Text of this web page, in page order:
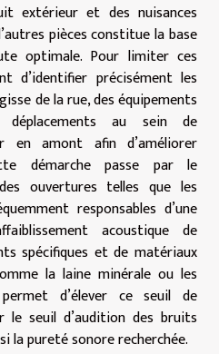
extérieur et des nuisances
pièces constitue la base
optimale. Pour limiter ces
d’identifier précisément les
de la rue, des équipements
au sein de
en amont afin d’améliorer
démarche passe par le
ouvertures telles que les
responsables d’une
acoustique de
spécifiques et de matériaux
la laine minérale ou les
d’élever ce seuil de
le seuil d’audition des bruits
la pureté sonore recherchée.